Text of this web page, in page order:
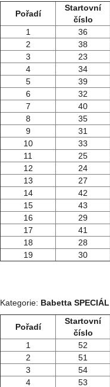
Pořadí
Startovní
číslo
1
36
2
38
3
23
4
34
5
39
6
32
7
40
8
35
9
31
10
33
11
25
12
24
13
27
14
42
15
43
16
29
17
41
18
28
19
30
Kategorie: Babetta SPECIÁL
Pořadí
Startovní
číslo
1
52
2
51
3
54
4
53